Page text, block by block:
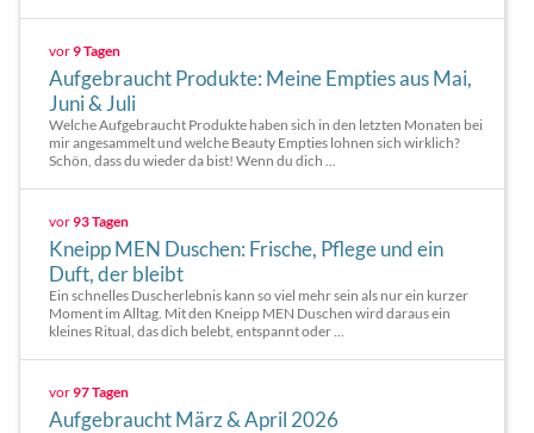
vor9 Tagen
Aufgebraucht Produkte: Meine Empties aus Mai,
Juni & Juli
Welche Aufgebraucht Produkte haben sich in den letzten Monaten bei
mir angesammelt und welche Beauty Empties lohnen sich wirklich?
Schön, dass du wieder da bist! Wenn du dich ...
vor93 Tagen
Kneipp MEN Duschen: Frische, Pflege und ein
Duft, der bleibt
Ein schnelles Duscherlebnis kann so viel mehr sein als nur ein kurzer
Moment im Alltag. Mit den Kneipp MEN Duschen wird daraus ein
kleines Ritual, das dich belebt, entspannt oder ...
vor97 Tagen
Aufgebraucht März & April 2026